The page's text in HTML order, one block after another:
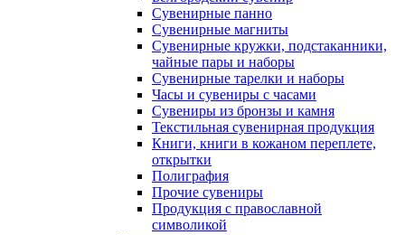
Сувенирные панно
Сувенирные магниты
Сувенирные кружки, подстаканники,
чайные пары и наборы
Сувенирные тарелки и наборы
Часы и сувениры с часами
Сувениры из бронзы и камня
Текстильная сувенирная продукция
Книги, книги в кожаном переплете,
открытки
Полиграфия
Прочие сувениры
Продукция с православной
символикой